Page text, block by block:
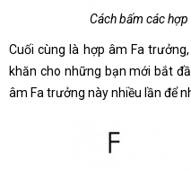
Cách bấm các
Cuối cùng là hợp âm Fa
khăn cho những bạn mới bắt
âm Fa trưởng này nhiều lần để